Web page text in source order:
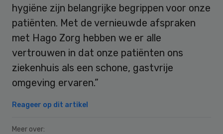
hygiëne zijn belangrijke begrippen voor onze
patiënten. Met de vernieuwde afspraken
met Hago Zorg hebben we er alle
vertrouwen in dat onze patiënten ons
ziekenhuis als een schone, gastvrije
omgeving ervaren.”
Reageer op dit artikel
Meer over: